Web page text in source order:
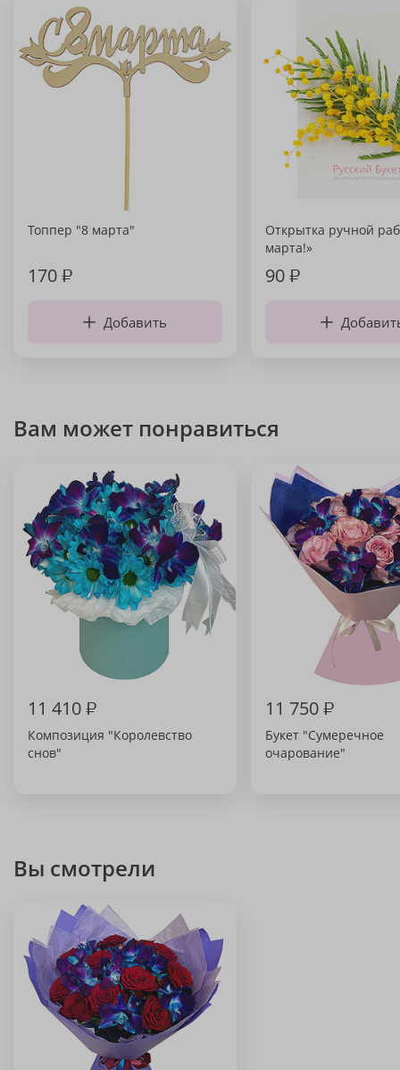
Топпер "8 марта"
170₽
Добавить
Открытка ручной
марта!»
90₽
Вам может понравиться
11 410₽
Композиция "Королевство
снов"
11 750₽
Букет "Сумеречное
очарование"
Вы смотрели